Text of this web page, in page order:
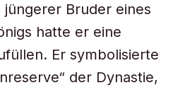
Bruder eines
hatte er eine
Er symbolisierte
der Dynastie,